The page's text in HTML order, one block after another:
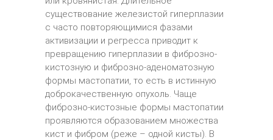
существование железистой гиперплазии
с часто повторяющимися фазами
активизации и регресса приводит к
превращению гиперплазии в фиброзно-
кистозную и фиброзно-аденоматозную
формы мастопатии, то есть в истинную
доброкачественную опухоль. Чаще
фиброзно-кистозные формы мастопатии
проявляются образованием множества
кист и фибром (реже – одной кисты). В